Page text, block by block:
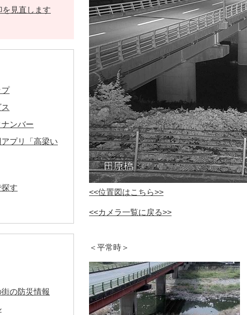
<<位置図はこちら>>
<<カメラ一覧に戻る>>
＜平常時＞
見直します
プ
ンバー
プリ「高梁い
す
の防災情報